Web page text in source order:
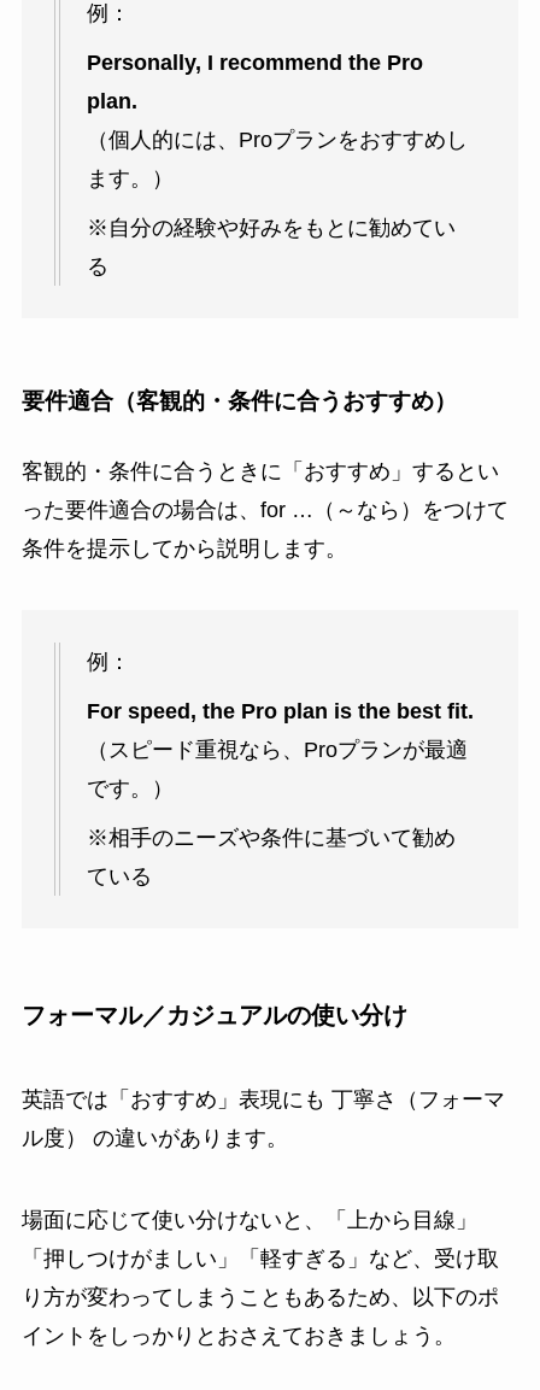
例：
Personally, I recommend the Pro
plan.
（個人的には、Proプランをおすすめし
ます。）
※自分の経験や好みをもとに勧めてい
る
要件適合（客観的・条件に合うおすすめ）
客観的・条件に合うときに「おすすめ」するとい
った要件適合の場合は、for …（～なら）をつけて
条件を提示してから説明します。
例：
For speed, the Pro plan is the best fit.
（スピード重視なら、Proプランが最適
です。）
※相手のニーズや条件に基づいて勧め
ている
フォーマル／カジュアルの使い分け
英語では「おすすめ」表現にも 丁寧さ（フォーマ
ル度） の違いがあります。
場面に応じて使い分けないと、「上から目線」
「押しつけがましい」「軽すぎる」など、受け取
り方が変わってしまうこともあるため、以下のポ
イントをしっかりとおさえておきましょう。